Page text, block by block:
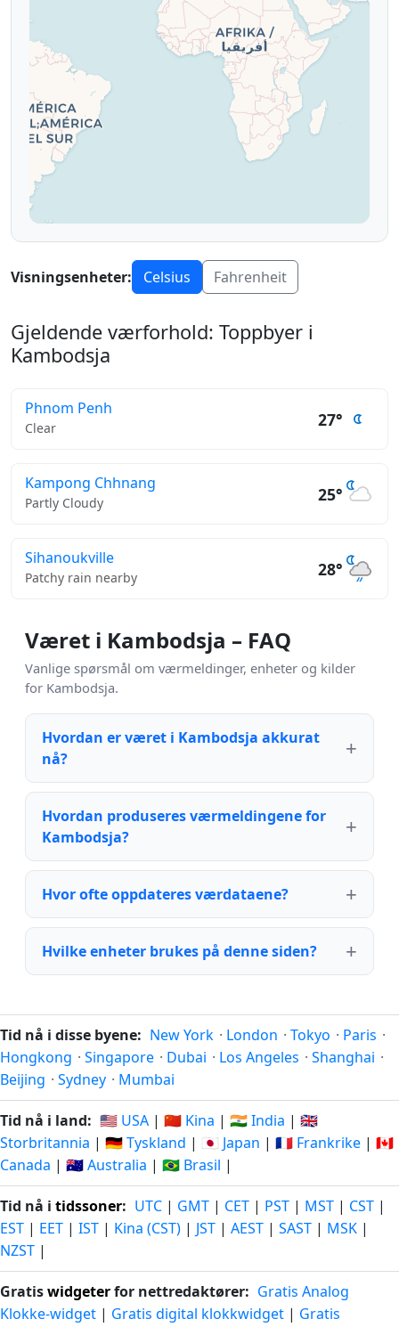
Visningsenheter: Celsius Fahrenheit
Gjeldende værforhold: Toppbyer i
Kambodsja
Phnom Penh
Clear 27°
Kampong Chhnang
Partly Cloudy 25°
Sihanoukville
Patchy rain nearby 28°
Været i Kambodsja – FAQ
Vanlige spørsmål om værmeldinger, enheter og kilder
for Kambodsja.
Hvordan er været i Kambodsja akkurat
nå?
Hvordan produseres værmeldingene for
Kambodsja?
Hvor ofte oppdateres værdataene?
Hvilke enheter brukes på denne siden?
Tid nå i disse byene: New York · London · Tokyo · Paris ·
Hongkong · Singapore · Dubai · Los Angeles · Shanghai ·
Beijing · Sydney · Mumbai
Tid nå i land: 🇺🇸 USA | 🇨🇳 Kina | 🇮🇳 India | 🇬🇧
Storbritannia | 🇩🇪 Tyskland | 🇯🇵 Japan | 🇫🇷 Frankrike | 🇨🇦
Canada | 🇦🇺 Australia | 🇧🇷 Brasil |
Tid nå i tidssoner: UTC | GMT | CET | PST | MST | CST |
EST | EET | IST | Kina (CST) | JST | AEST | SAST | MSK |
NZST |
Gratiswidgeterfor nettredaktører: Gratis Analog
Klokke-widget | Gratis digital klokkwidget | Gratis